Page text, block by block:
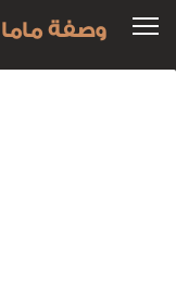
وصفة ماما